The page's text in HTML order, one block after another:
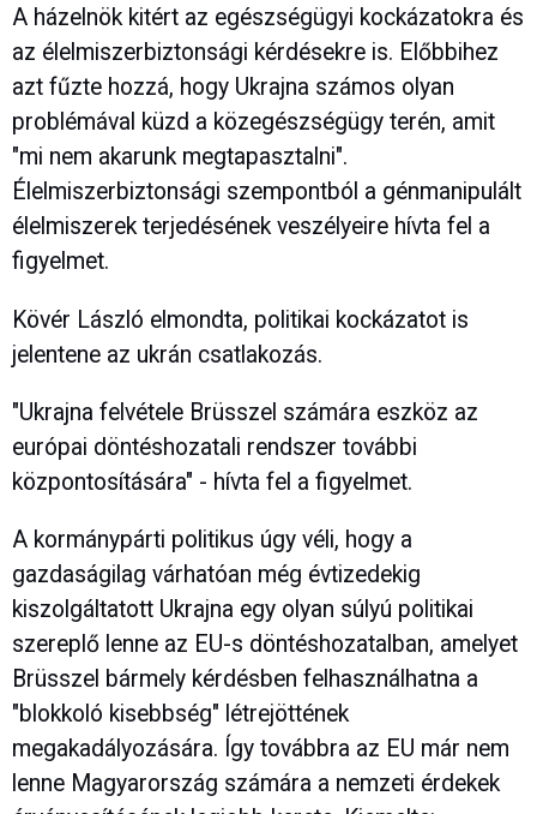
A házelnök kitért az egészségügyi kockázatokra és
az élelmiszerbiztonsági kérdésekre is. Előbbihez
azt fűzte hozzá, hogy Ukrajna számos olyan
problémával küzd a közegészségügy terén, amit
"mi nem akarunk megtapasztalni".
Élelmiszerbiztonsági szempontból a génmanipulált
élelmiszerek terjedésének veszélyeire hívta fel a
figyelmet.
Kövér László elmondta, politikai kockázatot is
jelentene az ukrán csatlakozás.
"Ukrajna felvétele Brüsszel számára eszköz az
európai döntéshozatali rendszer további
központosítására" - hívta fel a figyelmet.
A kormánypárti politikus úgy véli, hogy a
gazdaságilag várhatóan még évtizedekig
kiszolgáltatott Ukrajna egy olyan súlyú politikai
szereplő lenne az EU-s döntéshozatalban, amelyet
Brüsszel bármely kérdésben felhasználhatna a
"blokkoló kisebbség" létrejöttének
megakadályozására. Így továbbra az EU már nem
lenne Magyarország számára a nemzeti érdekek